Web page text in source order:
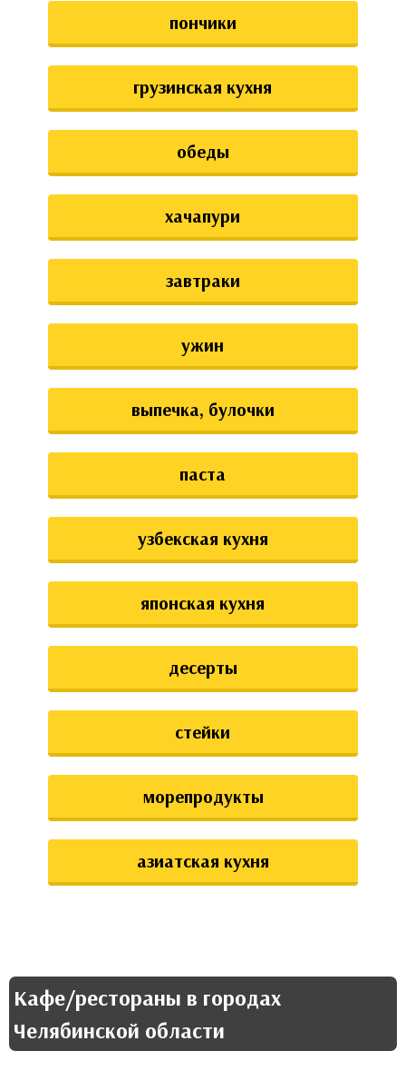
пончики
грузинская кухня
обеды
хачапури
завтраки
ужин
выпечка, булочки
паста
узбекская кухня
японская кухня
десерты
стейки
морепродукты
азиатская кухня
Кафе/рестораны в городах
Челябинской области